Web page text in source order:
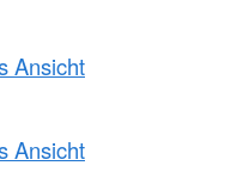
Ansicht
Ansicht